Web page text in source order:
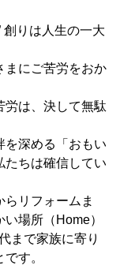
創りは人生の一大
まにご苦労をおか
労は、決して無駄
を深める「おもい
たちは確信してい
リフォームま
場所（Home）
まで家族に寄り
す。